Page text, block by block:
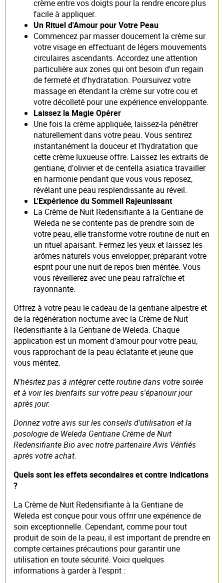
crème entre vos doigts pour la rendre encore plus
facile à appliquer.
Un Rituel d'Amour pour Votre Peau
Commencez par masser doucement la crème sur
votre visage en effectuant de légers mouvements
circulaires ascendants. Accordez une attention
particulière aux zones qui ont besoin d'un regain
de fermeté et d'hydratation. Poursuivez votre
massage en étendant la crème sur votre cou et
votre décolleté pour une expérience enveloppante.
Laissez la Magie Opérer
Une fois la crème appliquée, laissez-la pénétrer
naturellement dans votre peau. Vous sentirez
instantanément la douceur et l'hydratation que
cette crème luxueuse offre. Laissez les extraits de
gentiane, d'olivier et de centella asiatica travailler
en harmonie pendant que vous vous reposez,
révélant une peau resplendissante au réveil.
L'Expérience du Sommeil Rajeunissant
La Crème de Nuit Redensifiante à la Gentiane de
Weleda ne se contente pas de prendre soin de
votre peau, elle transforme votre routine de nuit en
un rituel apaisant. Fermez les yeux et laissez les
arômes naturels vous envelopper, préparant votre
esprit pour une nuit de repos bien méritée. Vous
vous réveillerez avec une peau rafraîchie et
rayonnante.
Offrez à votre peau le cadeau de la gentiane alpestre et
de la régénération nocturne avec la Crème de Nuit
Redensifiante à la Gentiane de Weleda. Chaque
application est un moment d'amour pour votre peau,
vous rapprochant de la peau éclatante et jeune que
vous méritez.
N'hésitez pas à intégrer cette routine dans votre soirée
et à voir les bienfaits sur votre peau s'épanouir jour
après jour.
Donnez votre avis sur les conseils d'utilisation et la
posologie de Weleda Gentiane Crème de Nuit
Redensifiante Bio avec notre partenaire Avis Vérifiés
après votre achat.
Quels sont les effets secondaires et contre indications
?
La Crème de Nuit Redensifiante à la Gentiane de
Weleda est conçue pour vous offrir une expérience de
soin exceptionnelle. Cependant, comme pour tout
produit de soin de la peau, il est important de prendre en
compte certaines précautions pour garantir une
utilisation en toute sécurité. Voici quelques
informations à garder à l'esprit :